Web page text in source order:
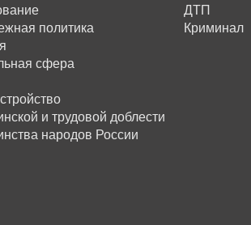
политика
сфера
и трудовой доблести
народов России
ДТП
Криминал